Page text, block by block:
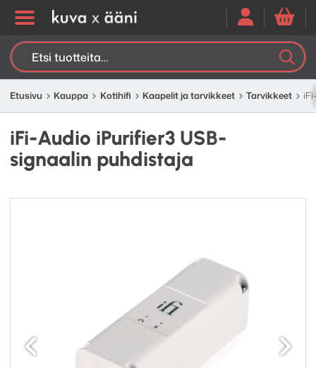
Etsi:
Etusivu Kauppa Kotihifi Kaapelit ja tarvikkeet Tarvikkeet
iFi-Audio iPurifier3 USB-
signaalin puhdistaja
Edellinen